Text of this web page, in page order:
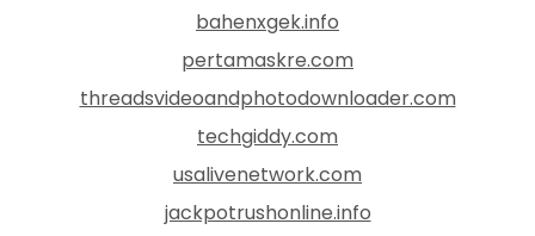
bahenxgek.info
pertamaskre.com
threadsvideoandphotodownloader.com
techgiddy.com
usalivenetwork.com
jackpotrushonline.info